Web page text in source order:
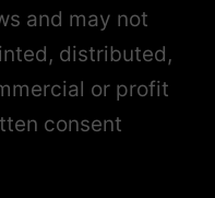
and may not
distributed,
or profit
consent